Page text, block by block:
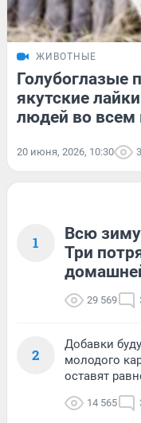
ЖИВОТНЫЕ
Голубоглазые
якутские
людей во всем
20 июня, 2026, 10:30
1
Всю зиму
Три
29 569
2
Добавки
молодого
оставят
14 565